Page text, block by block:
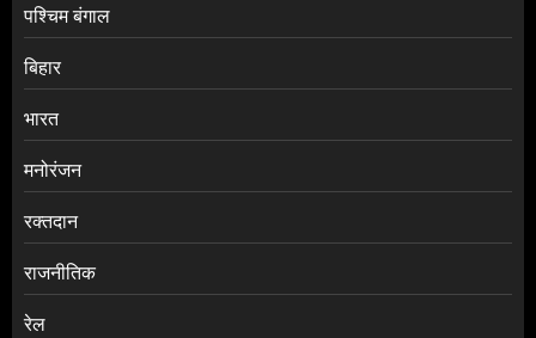
पश्चिम बंगाल
बिहार
भारत
मनोरंजन
रक्तदान
राजनीतिक
रेल